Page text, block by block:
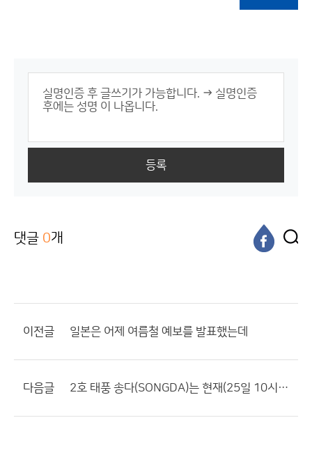
등록
댓글 0개
이전글 일본은 어제 여름철 예보를 발표했는데
다음글 2호 태풍 송다(SONGDA)는 현재(25일 10시) 필리핀 마닐라 동남동쪽 약 810km 부근 해상에서 북서진하고 있다